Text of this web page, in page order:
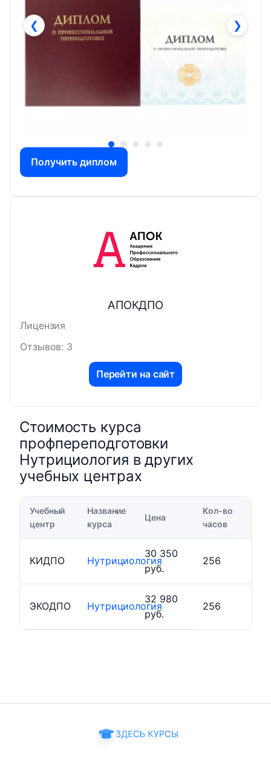
❮ ❯
Получить диплом
АПОКДПО
Лицензия
Отзывов: 3
Перейти на сайт
Стоимость курса
профпереподготовки
Нутрициология в других
учебных центрах
Учебный
центр
Название
курса
Цена
Кол-во
часов
КИДПО Нутрициология
30 350
руб.
256
ЭКОДПО Нутрициология
32 980
руб.
256